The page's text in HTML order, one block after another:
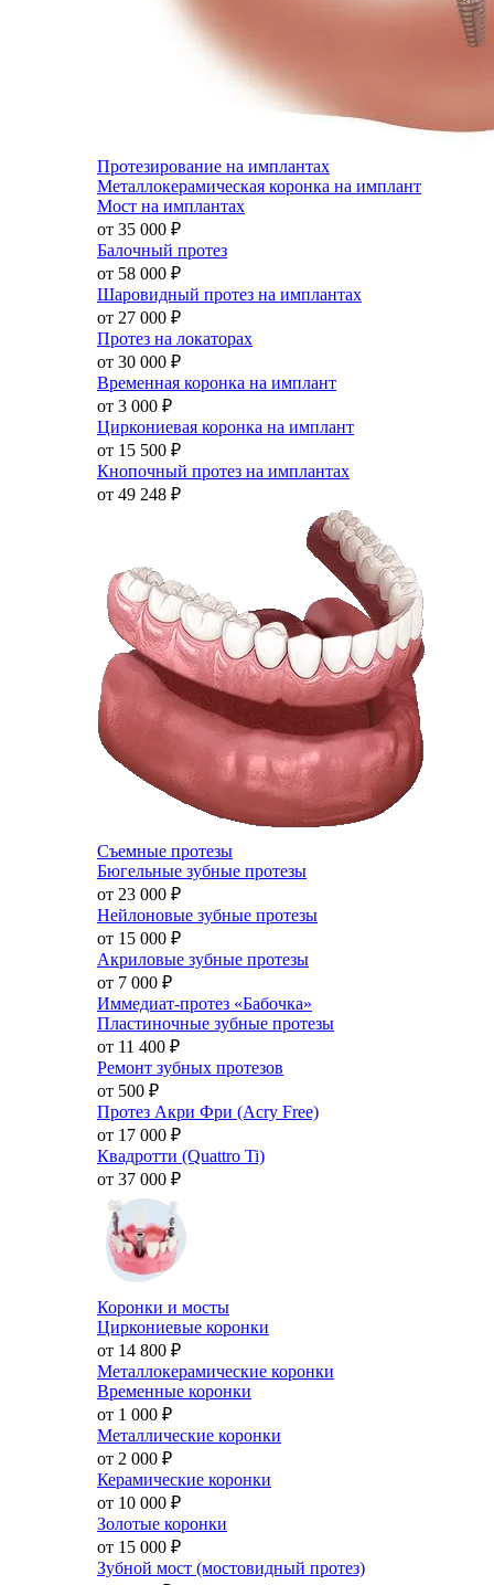
Протезирование на имплантах
Металлокерамическая коронка на имплант
Мост на имплантах
от 35 000 ₽
Балочный протез
от 58 000 ₽
Шаровидный протез на имплантах
от 27 000 ₽
Протез на локаторах
от 30 000 ₽
Временная коронка на имплант
от 3 000 ₽
Циркониевая коронка на имплант
от 15 500 ₽
Кнопочный протез на имплантах
от 49 248 ₽
Съемные протезы
Бюгельные зубные протезы
от 23 000 ₽
Нейлоновые зубные протезы
от 15 000 ₽
Акриловые зубные протезы
от 7 000 ₽
Иммедиат-протез «Бабочка»
Пластиночные зубные протезы
от 11 400 ₽
Ремонт зубных протезов
от 500 ₽
Протез Акри Фри (Acry Free)
от 17 000 ₽
Квадротти (Quattro Ti)
от 37 000 ₽
Коронки и мосты
Циркониевые коронки
от 14 800 ₽
Металлокерамические коронки
Временные коронки
от 1 000 ₽
Металлические коронки
от 2 000 ₽
Керамические коронки
от 10 000 ₽
Золотые коронки
от 15 000 ₽
Зубной мост (мостовидный протез)